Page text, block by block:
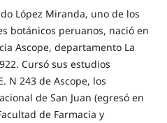
López Miranda, uno de los
botánicos peruanos, nació en
Ascope, departamento La
Cursó sus estudios
N 243 de Ascope, los
de San Juan (egresó en
de Farmacia y